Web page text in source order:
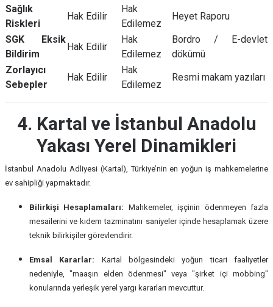
Sağlık
Riskleri
Hak Edilir
Hak
Edilemez
Heyet Raporu
SGK Eksik
Bildirim
Hak Edilir
Hak
Edilemez
Bordro / E-devlet
dökümü
Zorlayıcı
Sebepler
Hak Edilir
Hak
Edilemez
Resmi makam yazıları
4. Kartal ve İstanbul Anadolu
Yakası Yerel Dinamikleri
İstanbul Anadolu Adliyesi (Kartal), Türkiye’nin en yoğun iş mahkemelerine
ev sahipliği yapmaktadır.
Bilirkişi Hesaplamaları: Mahkemeler, işçinin ödenmeyen fazla
mesailerini ve kıdem tazminatını saniyeler içinde hesaplamak üzere
teknik bilirkişiler görevlendirir.
Emsal Kararlar: Kartal bölgesindeki yoğun ticari faaliyetler
nedeniyle, "maaşın elden ödenmesi" veya "şirket içi mobbing"
konularında yerleşik yerel yargı kararları mevcuttur.